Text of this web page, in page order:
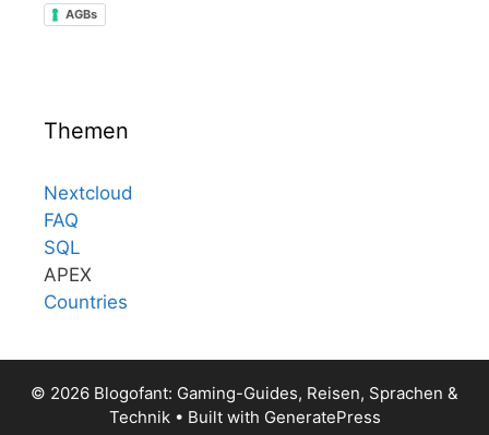
AGBs
Themen
Nextcloud
FAQ
SQL
APEX
Countries
© 2026 Blogofant: Gaming-Guides, Reisen, Sprachen &
Technik• Built with GeneratePress